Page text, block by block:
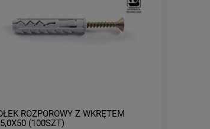
ROZPOROWY Z WKRĘTEM
(100SZT)